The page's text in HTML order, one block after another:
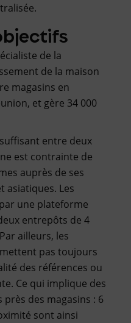
de la
de la maison
magasins en
et gère 34 000
entre deux
est contrainte de
auprès de ses
asiatiques. Les
une plateforme
entrepôts de 4
ailleurs, les
pas toujours
des références ou
Ce qui implique des
près des magasins : 6
sont ainsi